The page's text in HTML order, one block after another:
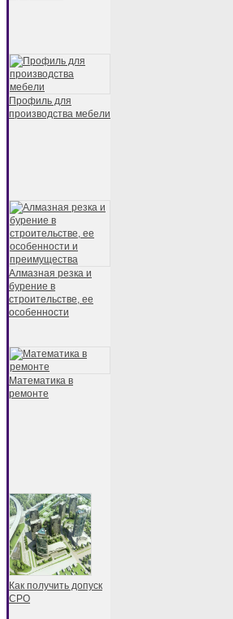
Профиль для
производства мебели
Алмазная резка и
бурение в
строительстве, ее
особенности
Математика в
ремонте
Как получить допуск
СРО